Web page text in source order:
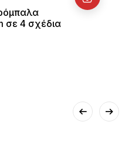
σε 4 σχέδια